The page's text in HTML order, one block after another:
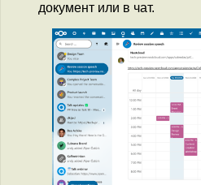
документ или в чат.